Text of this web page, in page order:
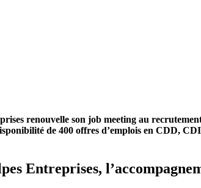
renouvelle son job meeting au
de 400 offres d’emplois en CDD,
Entreprises,